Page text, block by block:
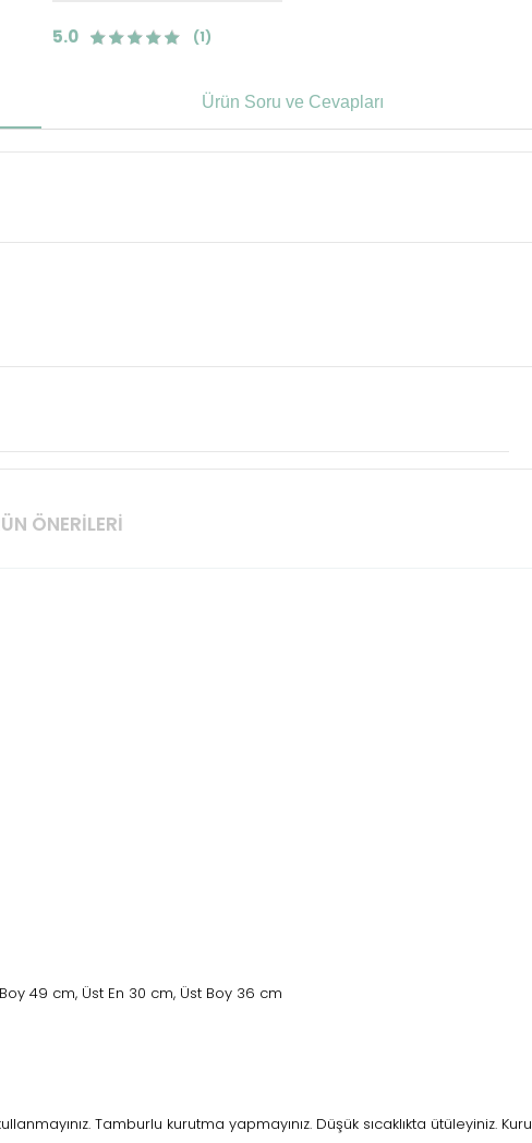
5.0 (1)
Ürün Soru ve Cevapları
ÖNERILERI
49 cm, Üst En 30 cm, Üst Boy 36 cm
Tamburlu kurutma yapmayınız. Düşük sıcaklıkta ütüleyiniz. Kuru